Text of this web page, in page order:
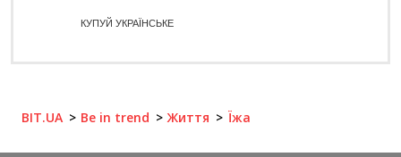
КУПУЙ УКРАЇНСЬКЕ
BIT.UA Be in trend Життя Їжа